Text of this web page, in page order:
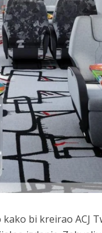
bi kreirao ACJ